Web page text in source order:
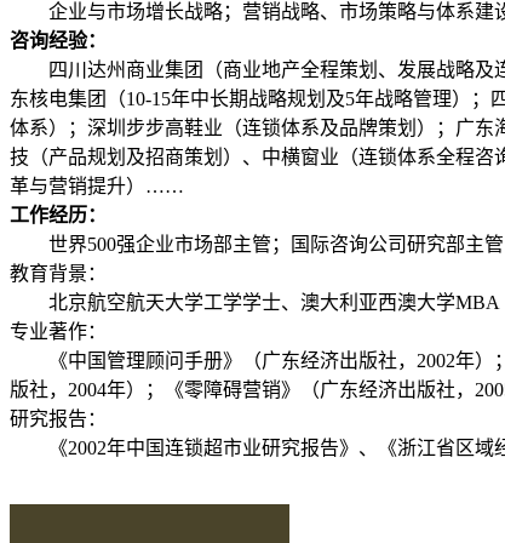
企业与市场增长战略；营销战略、市场策略与体系建
咨询经验：
四川达州商业集团（商业地产全程策划、发展战略及
东核电集团（10-15年中长期战略规划及5年战略管理）
体系）；深圳步步高鞋业（连锁体系及品牌策划）；广
技（产品规划及招商策划）、中横窗业（连锁体系全程
革与营销提升）……
工作经历：
世界500强企业市场部主管；国际咨询公司研究部主管
教育背景：
北京航空航天大学工学学士、澳大利亚西澳大学MBA
专业著作：
《中国管理顾问手册》（广东经济出版社，2002年）
版社，2004年）；《零障碍营销》（广东经济出版社，
研究报告：
《2002年中国连锁超市业研究报告》、《浙江省区域